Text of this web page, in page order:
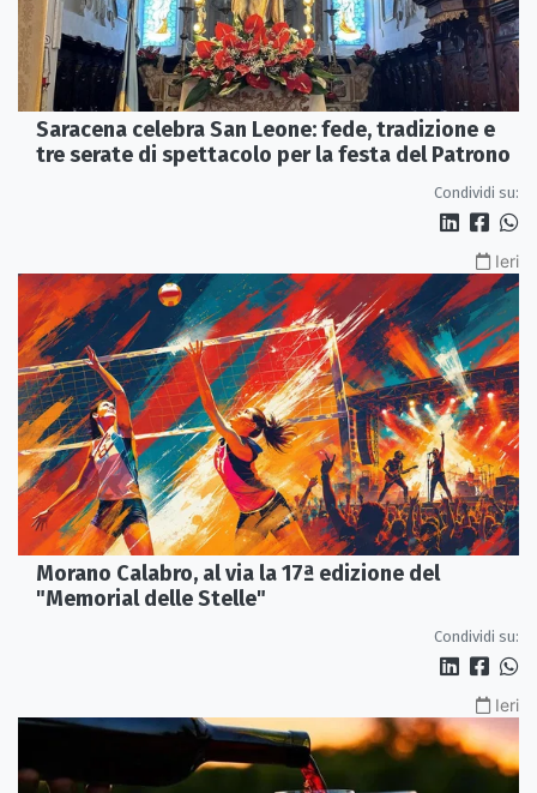
Saracena celebra San Leone: fede, tradizione e
tre serate di spettacolo per la festa del Patrono
Condividi su:
Ieri
Morano Calabro, al via la 17ª edizione del
"Memorial delle Stelle"
Condividi su:
Ieri